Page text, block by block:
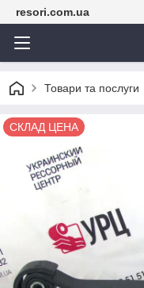
resori.com.ua
Товари та послуги
СКЛАД ЦЕНА